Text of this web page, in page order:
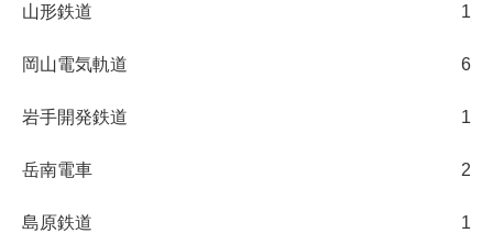
山形鉄道 1
岡山電気軌道 6
岩手開発鉄道 1
岳南電車 2
島原鉄道 1